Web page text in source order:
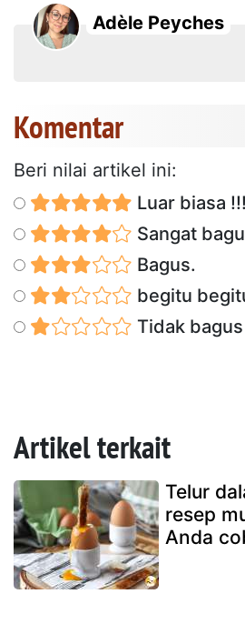
Adèle Peyches
Komentar
Beri nilai artikel ini:
Luar biasa !!!
Sangat
Bagus.
begitu
Tidak bagus
Artikel terkait
Telur
resep
Anda